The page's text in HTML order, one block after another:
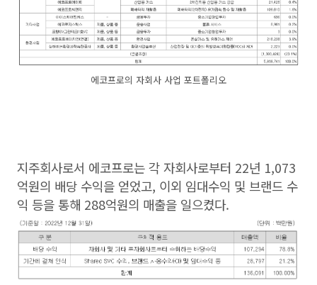
에코프로의 자회사 사업 포트폴리오
지주회사로서 에코프로는 각 자회사로부터 22년 1,073
억원의 배당 수익을 얻었고, 이외 임대수익 및 브랜드 수
익 등을 통해 288억원의 매출을 일으켰다.